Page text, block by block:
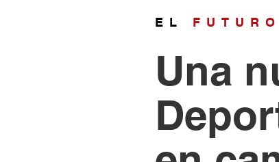
EL FUTURO
Una